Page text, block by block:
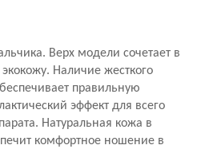
Верх модели сочетает в
Наличие жесткого
правильную
эффект для всего
Натуральная кожа в
комфортное ношение в